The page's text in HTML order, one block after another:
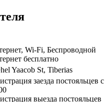
Wi-Fi, Беспроводной
бесплатно
Yaacob St, Tiberias
заезда постояльцев с
выезда постояльцев